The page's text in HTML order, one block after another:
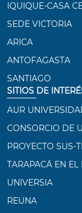
IQUIQUE-CASA
SEDE VICTORIA
ARICA
ANTOFAGASTA
SANTIAGO
SITIOS DE
AUR
CONSORCIO DE
PROYECTO SUS-
TARAPACÁ EN
UNIVERSIA
REUNA